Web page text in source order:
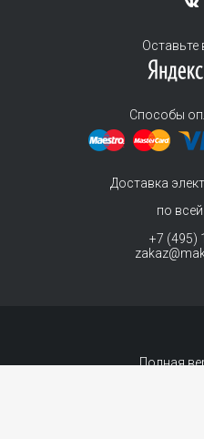
Оставьте
Способы
Доставка
по
+7 (495)
Полная